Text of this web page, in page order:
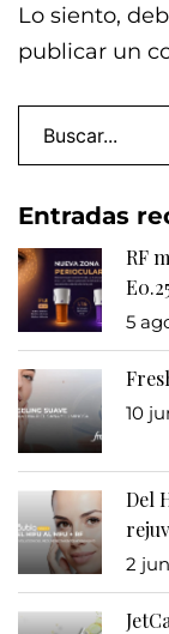
Lo siento,
publicar un
Entradas
RF
5
10
Del
2